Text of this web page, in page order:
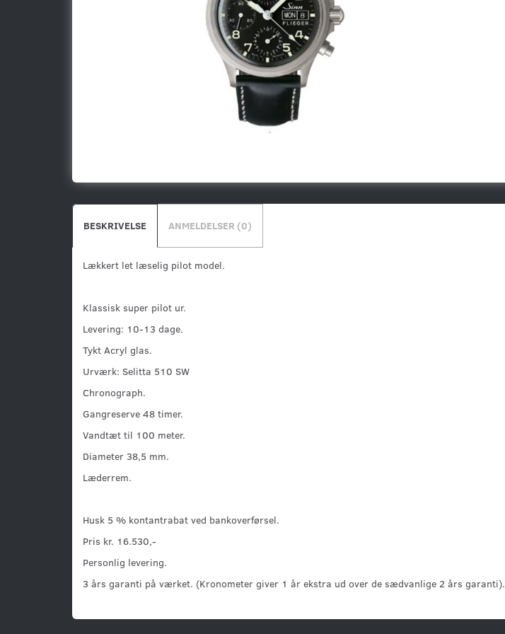
BESKRIVELSE ANMELDELSER (0)
Lækkert let læselig pilot model.
Klassisk super pilot ur.
Levering: 10-13 dage.
Tykt Acryl glas.
Urværk: Selitta 510 SW
Chronograph.
Gangreserve 48 timer.
Vandtæt til 100 meter.
Diameter 38,5 mm.
Læderrem.
Husk 5 % kontantrabat ved bankoverførsel.
Pris kr. 16.530,-
Personlig levering.
3 års garanti på værket. (Kronometer giver 1 år ekstra ud over de sædvanlige 2 års garanti).